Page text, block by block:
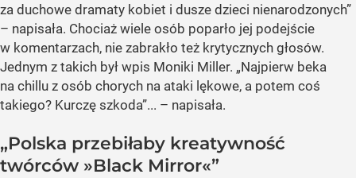
za duchowe dramaty kobiet i dusze dzieci nienarodzonych”
– napisała. Chociaż wiele osób poparło jej podejście
w komentarzach, nie zabrakło też krytycznych głosów.
Jednym z takich był wpis Moniki Miller. „Najpierw beka
na chillu z osób chorych na ataki lękowe, a potem coś
takiego? Kurczę szkoda”... – napisała.
„Polska przebiłaby kreatywność
twórców »Black Mirror«”